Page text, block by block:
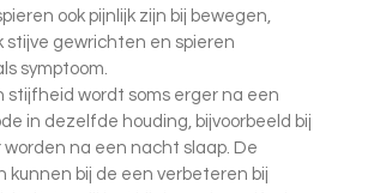
ook pijnlijk zijn bij bewegen,
stijve gewrichten en spieren
symptoom.
stijfheid wordt soms erger na een
in dezelfde houding, bijvoorbeeld bij
worden na een nacht slaap. De
kunnen bij de een verbeteren bij